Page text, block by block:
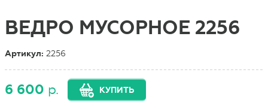
ВЕДРО МУСОРНОЕ 2256
Артикул:2256
6 600 р. КУПИТЬ